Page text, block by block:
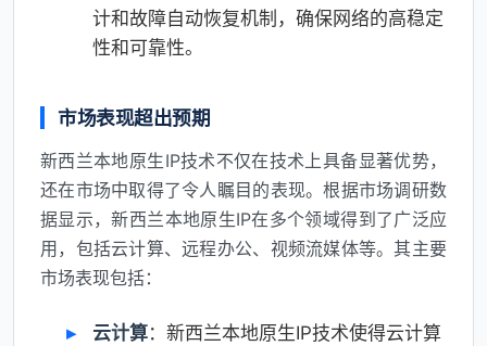
计和故障自动恢复机制，确保网络的高稳定
性和可靠性。
市场表现超出预期
新西兰本地原生IP技术不仅在技术上具备显著优势，
还在市场中取得了令人瞩目的表现。根据市场调研数
据显示，新西兰本地原生IP在多个领域得到了广泛应
用，包括云计算、远程办公、视频流媒体等。其主要
市场表现包括：
云计算：新西兰本地原生IP技术使得云计算